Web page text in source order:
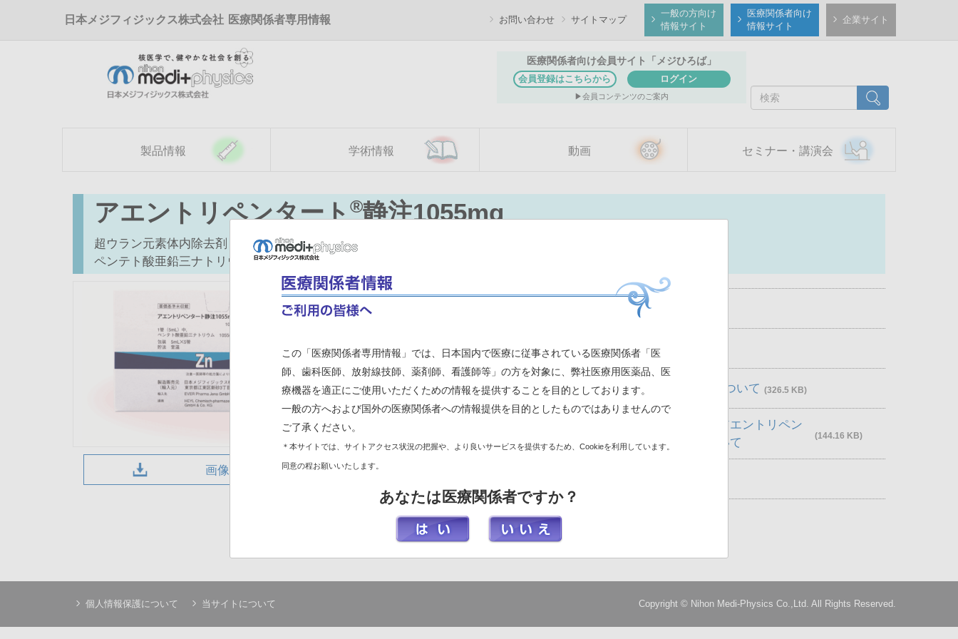
日本メジフィジックス株式会社 医療関係者専用情報 お問い合わせ サイトマップ
一般の方向け
情報サイト
医療関係者向け
情報サイト
企業サイト
医療関係者向け会員サイト 「メジひろば」
会員登録はこちらから ログイン
会員コンテンツのご案内
索
検索
製品情報 学術情報 動画 セミナー・講演会
アエントリペンタート®静注1055mg
超ウラン元素体内除去剤
ペンテト酸亜鉛三ナトリウム注射液
画像ダウンロード
インタビューフォーム (1021.55 KB)
未開封の確認方法及び正しい開封方法について (326.5 KB)
ジトリペンタートカル静注1000mg及びアエントリペン
タート静注1055mgの吸入投与方法について
(144.16 KB)
個人情報保護について 当サイトについて Copyright © Nihon Medi-Physics Co.,Ltd. All Rights Reserved.
この「医療関係者専用情報」では、日本国内で医療に従事されている医療関係者「医
師、歯科医師、放射線技師、薬剤師、看護師等」の方を対象に、弊社医療用医薬品、医
療機器を適正にご使用いただくための情報を提供することを目的としております。
一般の方へおよび国外の医療関係者への情報提供を目的としたものではありませんので
ご了承ください。
＊本サイトでは、サイトアクセス状況の把握や、より良いサービスを提供するため、Cookieを利用しています。
同意の程お願いいたします。
あなたは医療関係者ですか？